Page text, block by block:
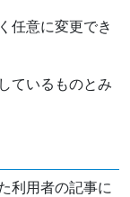
任意に変更でき
ているものとみ
利用者の記事に